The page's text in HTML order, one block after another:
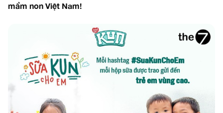
mầm non Việt Nam!